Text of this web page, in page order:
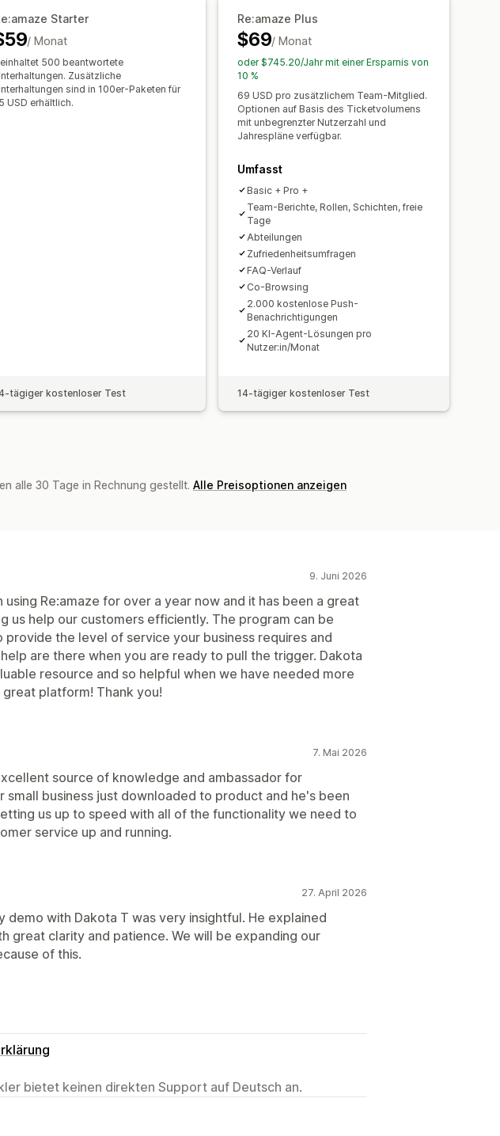
Emojis und Sticker
Geschäftszeiten
Chatschaltflächen
Chatzuweisung
von Bestellungen
Kundenbenachrichtigungen
Mehrere Shops Berichte
Starter
/ Monat
500 beantwortete
Zusätzliche
sind in 100er-Paketen für
USD erhältlich.
tägiger kostenloser Test
Re:amaze Plus
$69/ Monat
oder $745.20/Jahr mit einer Ersparnis von
10 %
69 USD pro zusätzlichem Team-Mitglied.
Optionen auf Basis des Ticketvolumens
mit unbegrenzter Nutzerzahl und
Jahrespläne verfügbar.
Umfasst
Basic + Pro +
Team-Berichte, Rollen, Schichten, freie
Tage
Abteilungen
Zufriedenheitsumfragen
FAQ-Verlauf
Co-Browsing
2.000 kostenlose Push-
Benachrichtigungen
20 KI-Agent-Lösungen pro
Nutzer:in/Monat
14-tägiger kostenloser Test
alle 30 Tage in Rechnung gestellt. Alle Preisoptionen anzeigen
9. Juni 2026
using Re:amaze for over a year now and it has been a great
us help our customers efficiently. The program can be
provide the level of service your business requires and
are there when you are ready to pull the trigger. Dakota
resource and so helpful when we have needed more
great platform! Thank you!
7. Mai 2026
source of knowledge and ambassador for
small business just downloaded to product and he's been
us up to speed with all of the functionality we need to
service up and running.
27. April 2026
demo with Dakota T was very insightful. He explained
great clarity and patience. We will be expanding our
of this.
bietet keinen direkten Support auf Deutsch an.